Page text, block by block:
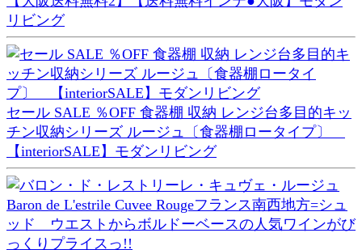
リビング
セール SALE ％OFF 食器棚 収納 レンジ台多目的キッ
チン収納シリーズ ルージュ〔食器棚ロータイプ〕
【interiorSALE】モダンリビング